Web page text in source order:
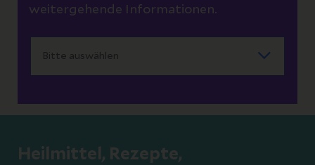
weitergehende Informationen.
Heilmittel, Rezepte,